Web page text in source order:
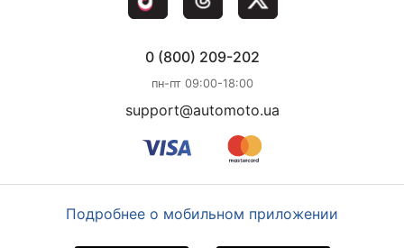
0 (800) 209-202
пн-пт 09:00-18:00
support@automoto.ua
Подробнее о мобильном приложении